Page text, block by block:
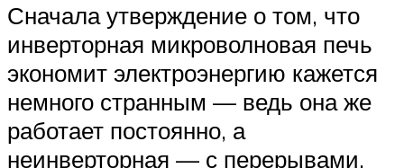
Сначала утверждение о том, что
инверторная микроволновая печь
экономит электроэнергию кажется
немного странным — ведь она же
работает постоянно, а
неинверторная — с перерывами.